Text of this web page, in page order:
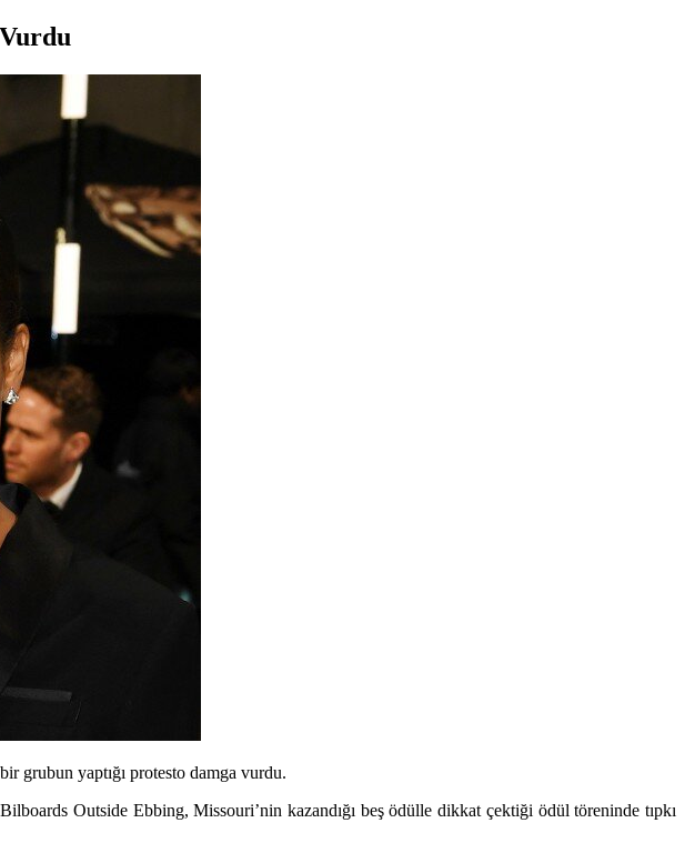
grubun yaptığı protesto damga vurdu.
Outside Ebbing, Missouri’nin kazandığı beş ödülle dikkat çektiği ödül töreninde tıpkı